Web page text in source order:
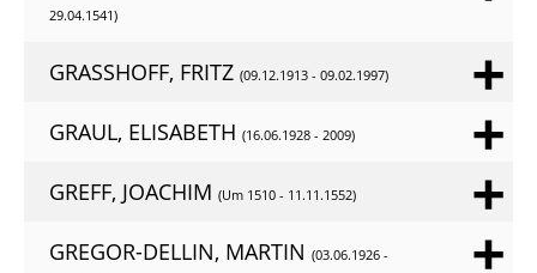
29.04.1541)
GRASSHOFF, FRITZ (09.12.1913 - 09.02.1997)
GRAUL, ELISABETH (16.06.1928 - 2009)
GREFF, JOACHIM (Um 1510 - 11.11.1552)
GREGOR-DELLIN, MARTIN (03.06.1926 -